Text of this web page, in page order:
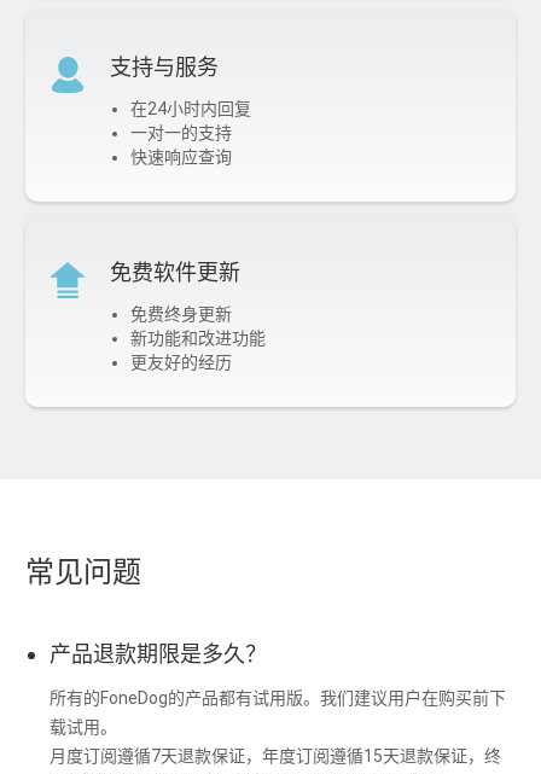
支持与服务
在24小时内回复
一对一的支持
快速响应查询
免费软件更新
免费终身更新
新功能和改进功能
更友好的经历
常见问题
产品退款期限是多久？
所有的FoneDog的产品都有试用版。我们建议用户在购买前下
载试用。
月度订阅遵循7天退款保证，年度订阅遵循15天退款保证，终